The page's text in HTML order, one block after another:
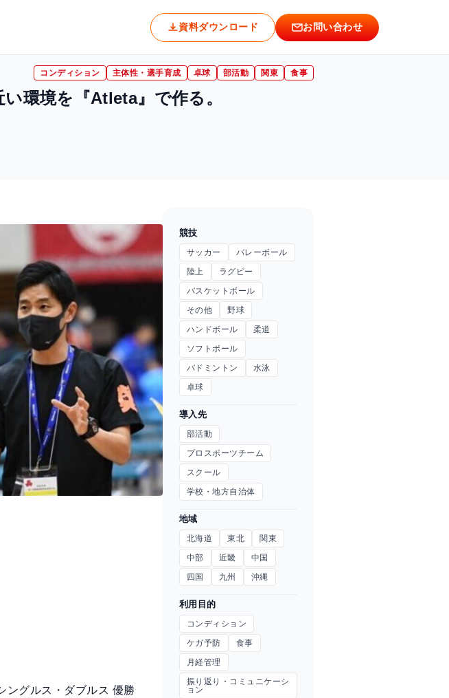
資料ダウンロード お問い合わせ
ムと近い環境を『Atleta』で作る。
コンディション 主体性・選手育成 卓球 部活動 関東 食事
環境を『Atleta』で作る。
グルス・ダブルス 優勝
競技
サッカー
バレーボール
陸上
ラグビー
バスケットボール
その他
野球
ハンドボール
柔道
ソフトボール
バドミントン
水泳
卓球
導入先
部活動
プロスポーツチーム
スクール
学校・地方自治体
地域
北海道 東北
関東
中部
近畿
中国
四国
九州 沖縄
利用目的
コンディション
ケガ予防
食事
月経管理
振り返り・コミュニケーシ
ョン